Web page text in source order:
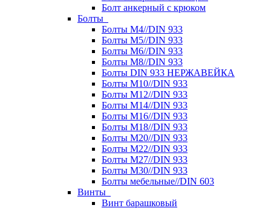
Болт анкерный с крюком
Болты
Болты М4//DIN 933
Болты М5//DIN 933
Болты М6//DIN 933
Болты М8//DIN 933
Болты DIN 933 НЕРЖАВЕЙКА
Болты М10//DIN 933
Болты М12//DIN 933
Болты М14//DIN 933
Болты М16//DIN 933
Болты М18//DIN 933
Болты М20//DIN 933
Болты М22//DIN 933
Болты М27//DIN 933
Болты М30//DIN 933
Болты мебельные//DIN 603
Винты
Винт барашковый